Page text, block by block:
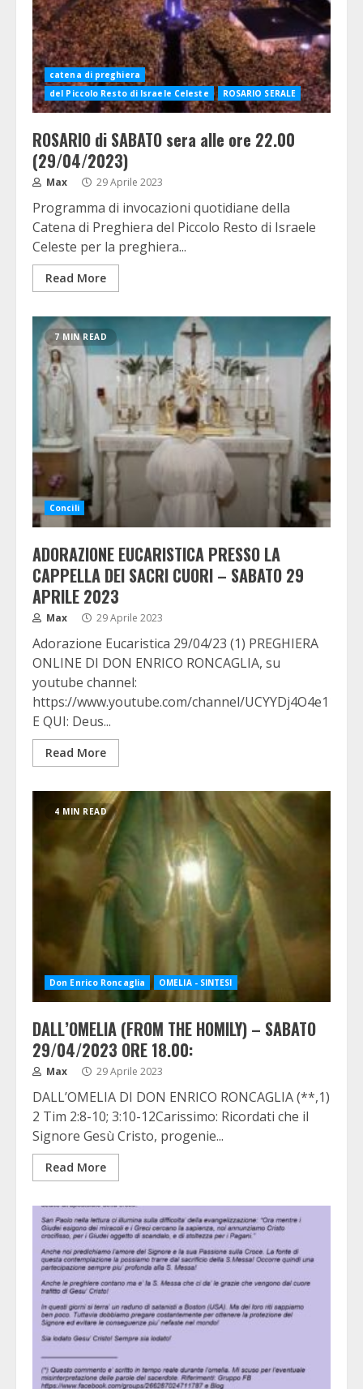
catena di preghiera
del Piccolo Resto di Israele Celeste
ROSARIO SERALE
ROSARIO di SABATO sera alle ore 22.00
(29/04/2023)
Max 29 Aprile 2023
Programma di invocazioni quotidiane della
Catena di Preghiera del Piccolo Resto di Israele
Celeste per la preghiera...
Read More
7 MIN READ
Concili
ADORAZIONE EUCARISTICA PRESSO LA
CAPPELLA DEI SACRI CUORI – SABATO 29
APRILE 2023
Max 29 Aprile 2023
Adorazione Eucaristica 29/04/23 (1) PREGHIERA
ONLINE DI DON ENRICO RONCAGLIA, su
youtube channel:
https://www.youtube.com/channel/
E QUI: Deus...
Read More
4 MIN READ
Don Enrico Roncaglia OMELIA - SINTESI
DALL’OMELIA (FROM THE HOMILY) – SABATO
29/04/2023 ORE 18.00:
Max 29 Aprile 2023
DALL’OMELIA DI DON ENRICO RONCAGLIA (**,1)
2 Tim 2:8-10; 3:10-12Carissimo: Ricordati che il
Signore Gesù Cristo, progenie...
Read More